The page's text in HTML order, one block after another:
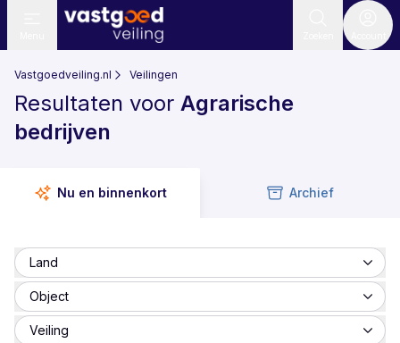
Vastgoedveiling.nl Veilingen
Resultaten voor Agrarische
bedrijven
Nu en binnenkort Archief
Land
Object
Veiling